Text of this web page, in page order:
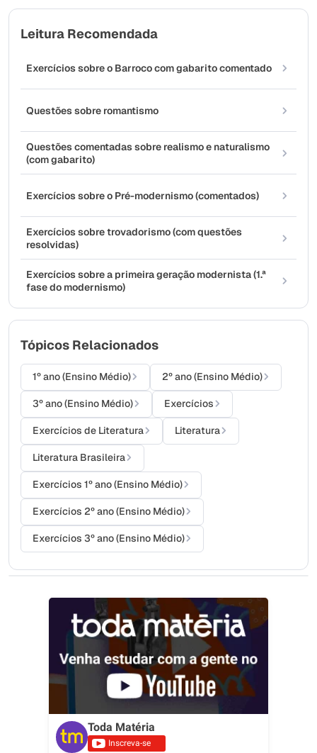
Leitura Recomendada
Exercícios sobre o Barroco com gabarito comentado
Questões sobre romantismo
Questões comentadas sobre realismo e naturalismo
(com gabarito)
Exercícios sobre o Pré-modernismo (comentados)
Exercícios sobre trovadorismo (com questões
resolvidas)
Exercícios sobre a primeira geração modernista (1.ª
fase do modernismo)
Tópicos Relacionados
1º ano (Ensino Médio) 2º ano (Ensino Médio)
3º ano (Ensino Médio) Exercícios
Exercícios de Literatura Literatura
Literatura Brasileira
Exercícios 1º ano (Ensino Médio)
Exercícios 2º ano (Ensino Médio)
Exercícios 3º ano (Ensino Médio)
Toda Matéria
Inscreva-se